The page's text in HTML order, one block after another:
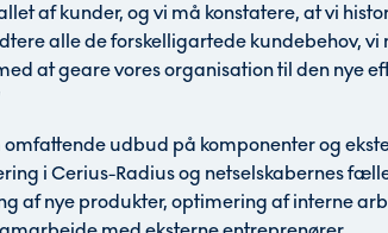
af kunder, og vi må konstatere, at vi
alle de forskelligartede kundebehov, vi
at geare vores organisation til den nye
udbud på komponenter og
i Cerius-Radius og netselskabernes
af nye produkter, optimering af interne